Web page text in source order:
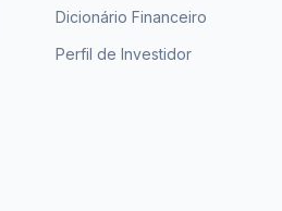
Dicionário Financeiro
Perfil de Investidor